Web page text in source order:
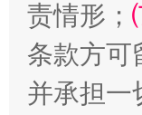
责情形；
条款方可
并承担一